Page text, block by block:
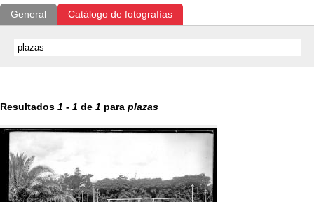
General Catálogo de fotografías
Resultados 1 - 1 de 1 para plazas